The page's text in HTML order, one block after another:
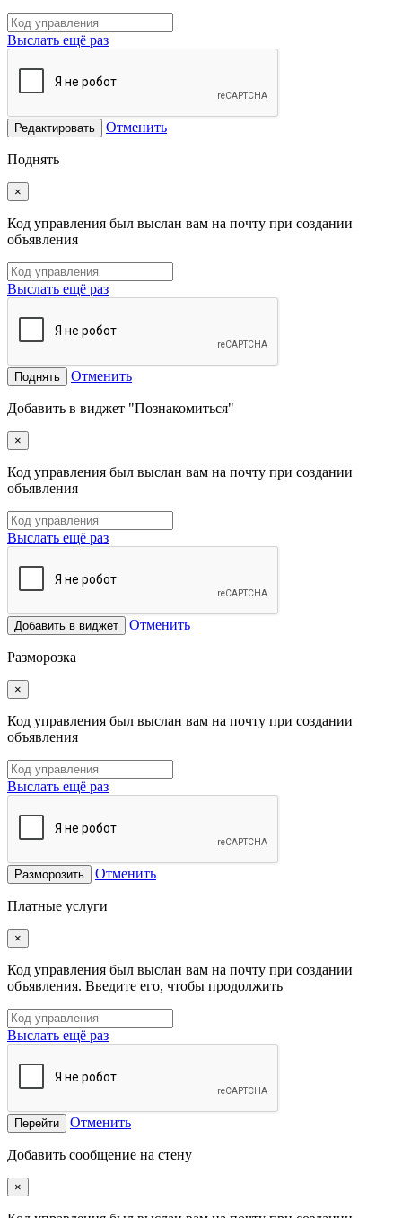
Выслать ещё раз
Редактировать Отменить
Поднять
×
Код управления был выслан вам на почту при создании
объявления
Выслать ещё раз
Поднять Отменить
Добавить в виджет "Познакомиться"
×
Код управления был выслан вам на почту при создании
объявления
Выслать ещё раз
Добавить в виджет Отменить
Разморозка
×
Код управления был выслан вам на почту при создании
объявления
Выслать ещё раз
Разморозить Отменить
Платные услуги
×
Код управления был выслан вам на почту при создании
объявления. Введите его, чтобы продолжить
Выслать ещё раз
Перейти Отменить
Добавить сообщение на стену
×